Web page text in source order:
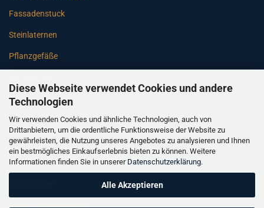
Diese Webseite verwendet Cookies und andere
Technologien
Wir verwenden Cookies und ähnliche Technologien, auch von
Drittanbietern, um die ordentliche Funktionsweise der Website zu
gewährleisten, die Nutzung unseres Angebotes zu analysieren und Ihnen
ein bestmögliches Einkaufserlebnis bieten zu können. Weitere
Informationen finden Sie in unserer Datenschutzerklärung.
Alle Akzeptieren
Fassadenstuck
Steinlaternen
Pflanzgefäße
Gartenbänke
Pfeiler
Gartenbrunnen
Gartenfiguren